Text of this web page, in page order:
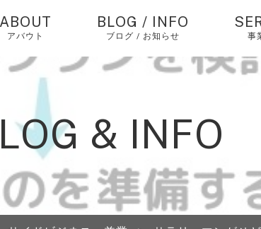
ABOUT
アバウト
BLOG / INFO
ブログ / お知らせ
お知らせ
事
中
経
中
& INFO